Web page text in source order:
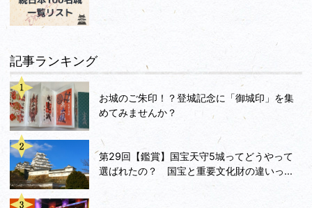
記事ランキング
お城のご朱印！？登城記念に「御城印」を集
めてみませんか？
第29回【鑑賞】国宝天守5城ってどうやって
選ばれたの？ 国宝と重要文化財の違いっ...